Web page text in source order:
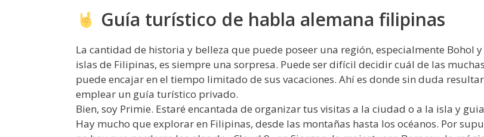
Guía turístico de habla alemana filipinas
La cantidad de historia y belleza que puede poseer una región, especialmente Bohol y
islas de Filipinas, es siempre una sorpresa. Puede ser difícil decidir cuál de las
puede encajar en el tiempo limitado de sus vacaciones. Ahí es donde sin duda
emplear un guía turístico privado.
Bien, soy Primie. Estaré encantada de organizar tus visitas a la ciudad o a la isla y
Hay mucho que explorar en Filipinas, desde las montañas hasta los océanos. Por